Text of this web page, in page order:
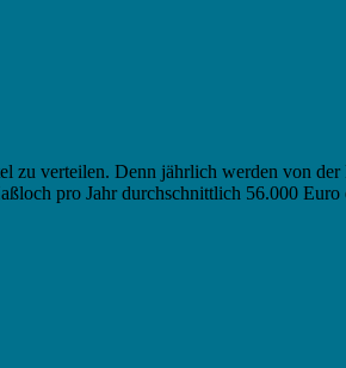
zu verteilen. Denn jährlich werden von
pro Jahr durchschnittlich 56.000